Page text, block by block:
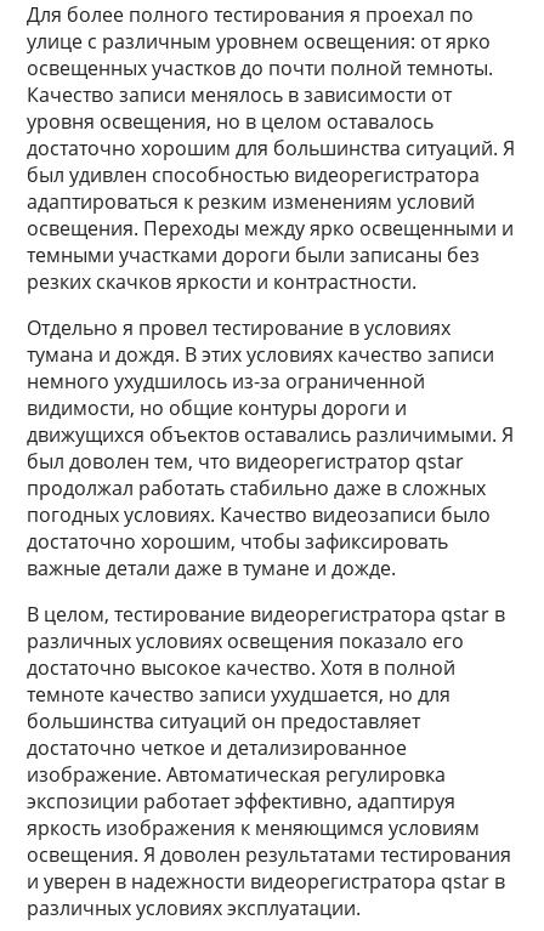
Для более полного тестирования я проехал по
улице с различным уровнем освещения: от ярко
освещенных участков до почти полной темноты.
Качество записи менялось в зависимости от
уровня освещения, но в целом оставалось
достаточно хорошим для большинства ситуаций. Я
был удивлен способностью видеорегистратора
адаптироваться к резким изменениям условий
освещения. Переходы между ярко освещенными и
темными участками дороги были записаны без
резких скачков яркости и контрастности.
Отдельно я провел тестирование в условиях
тумана и дождя. В этих условиях качество записи
немного ухудшилось из-за ограниченной
видимости, но общие контуры дороги и
движущихся объектов оставались различимыми. Я
был доволен тем, что видеорегистратор qstar
продолжал работать стабильно даже в сложных
погодных условиях. Качество видеозаписи было
достаточно хорошим, чтобы зафиксировать
важные детали даже в тумане и дожде.
В целом, тестирование видеорегистратора qstar в
различных условиях освещения показало его
достаточно высокое качество. Хотя в полной
темноте качество записи ухудшается, но для
большинства ситуаций он предоставляет
достаточно четкое и детализированное
изображение. Автоматическая регулировка
экспозиции работает эффективно, адаптируя
яркость изображения к меняющимся условиям
освещения. Я доволен результатами тестирования
и уверен в надежности видеорегистратора qstar в
различных условиях эксплуатации.